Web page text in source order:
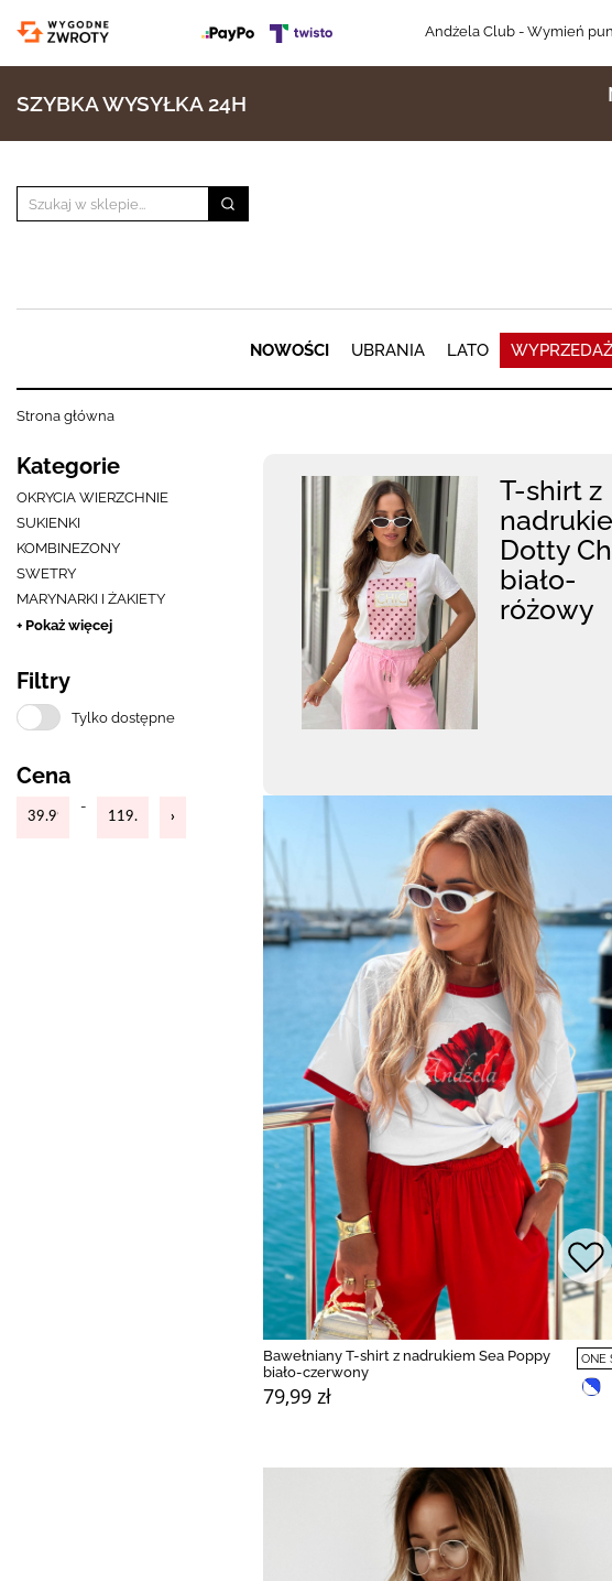
Andżela Club- Wymień
SZYBKA WYSYŁKA 24H
NOWOŚCI UBRANIA LATO
Strona główna
Kategorie
OKRYCIA WIERZCHNIE
SUKIENKI
KOMBINEZONY
SWETRY
MARYNARKI I ŻAKIETY
+ Pokaż więcej
Filtry
Tylko dostępne
Cena
-
T-shirt z
Dotty
biało-
różowy
Bawełniany T-shirt z nadrukiem Sea Poppy
biało-czerwony
79,99 zł
ONE